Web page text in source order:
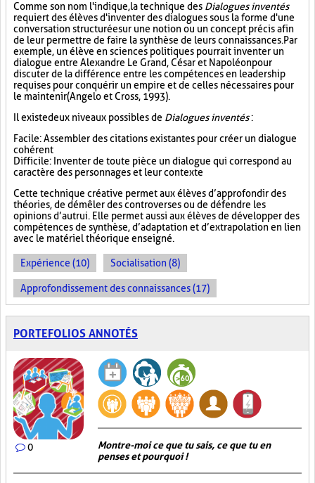
Comme son nom l'indique, la technique des Dialogues inventés
requiert des élèves d'inventer des dialogues sous la forme d'une
conversation structurée sur une notion ou un concept précis afin
de leur permettre de faire la synthèse de leurs connaissances. Par
exemple, un élève en sciences politiques pourrait inventer un
dialogue entre Alexandre Le Grand, César et Napoléon pour
discuter de la différence entre les compétences en leadership
requises pour conquérir un empire et de celles nécessaires pour
le maintenir (Angelo et Cross, 1993).
Il existe deux niveaux possibles de Dialogues inventés:
Facile : Assembler des citations existantes pour créer un dialogue
cohérent
Difficile : Inventer de toute pièce un dialogue qui correspond au
caractère des personnages et leur contexte
Cette technique créative permet aux élèves d’approfondir des
théories, de démêler des controverses ou de défendre les
opinions d’autrui. Elle permet aussi aux élèves de développer des
compétences de synthèse, d’adaptation et d’extrapolation en lien
avec le matériel théorique enseigné.
Expérience (10) Socialisation (8)
Approfondissement des connaissances (17)
PORTEFOLIOS ANNOTÉS
0
Montre-moi ce que tu sais, ce que tu en
penses et pourquoi !